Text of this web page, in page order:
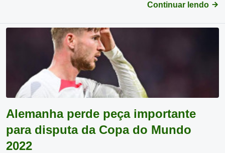
Continuar lendo
Alemanha perde peça importante
para disputa da Copa do Mundo
2022